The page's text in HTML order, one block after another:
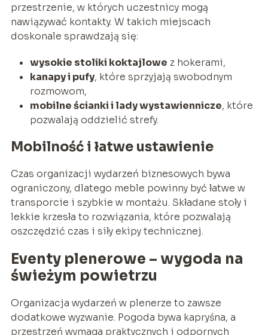
przestrzenie, w których uczestnicy mogą
nawiązywać kontakty. W takich miejscach
doskonale sprawdzają się:
wysokie stoliki koktajlowe z hokerami,
kanapy i pufy, które sprzyjają swobodnym
rozmowom,
mobilne ścianki i lady wystawiennicze, które
pozwalają oddzielić strefy.
Mobilność i łatwe ustawienie
Czas organizacji wydarzeń biznesowych bywa
ograniczony, dlatego meble powinny być łatwe w
transporcie i szybkie w montażu. Składane stoły i
lekkie krzesła to rozwiązania, które pozwalają
oszczędzić czas i siły ekipy technicznej.
Eventy plenerowe – wygoda na
świeżym powietrzu
Organizacja wydarzeń w plenerze to zawsze
dodatkowe wyzwanie. Pogoda bywa kapryśna, a
przestrzeń wymaga praktycznych i odpornych